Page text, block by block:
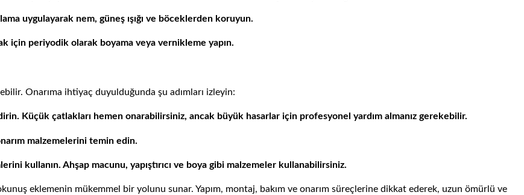
uygulayarak nem, güneş ışığı ve böceklerden koruyun.
için periyodik olarak boyama veya vernikleme yapın.
Onarıma ihtiyaç duyulduğunda şu adımları izleyin:
Küçük çatlakları hemen onarabilirsiniz, ancak büyük hasarlar için profesyonel yardım almanız gerekebilir.
malzemelerini temin edin.
kullanın. Ahşap macunu, yapıştırıcı ve boya gibi malzemeler kullanabilirsiniz.
eklemenin mükemmel bir yolunu sunar. Yapım, montaj, bakım ve onarım süreçlerine dikkat ederek, uzun ömürlü ve